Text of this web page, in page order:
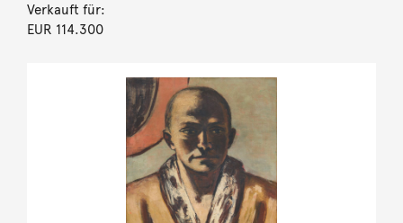
Verkauft für:
EUR 114.300